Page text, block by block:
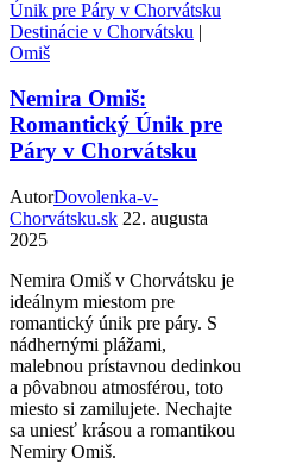
Destinácie v Chorvátsku |
Omiš
Nemira Omiš:
Romantický Únik pre
Páry v Chorvátsku
AutorDovolenka-v-
Chorvátsku.sk 22. augusta
2025
Nemira Omiš v Chorvátsku je
ideálnym miestom pre
romantický únik pre páry. S
nádhernými plážami,
malebnou prístavnou dedinkou
a pôvabnou atmosférou, toto
miesto si zamilujete. Nechajte
sa uniesť krásou a romantikou
Nemiry Omiš.